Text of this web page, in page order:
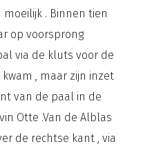
. Binnen tien
op voorsprong
via de kluts voor de
, maar zijn inzet
van de paal in de
Otte .Van de Alblas
de rechtse kant , via